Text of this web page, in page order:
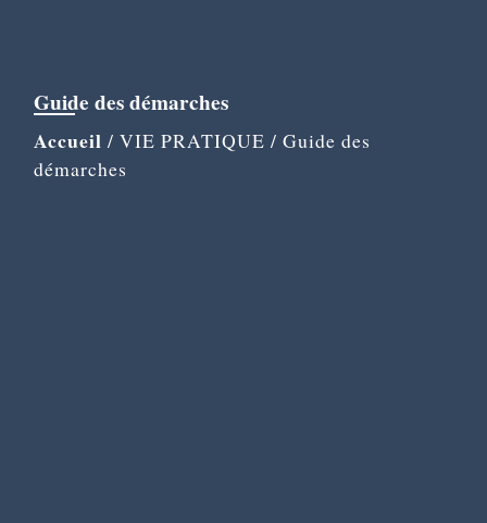
Guide des démarches
Accueil / VIE PRATIQUE / Guide des
démarches